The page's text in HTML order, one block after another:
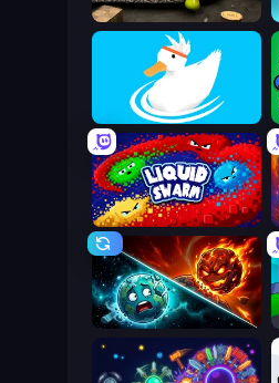
Snake 3D
Ducklings
Liquid Swarm
PlanetCrush 2